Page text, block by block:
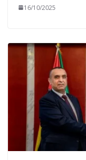
16/10/2025